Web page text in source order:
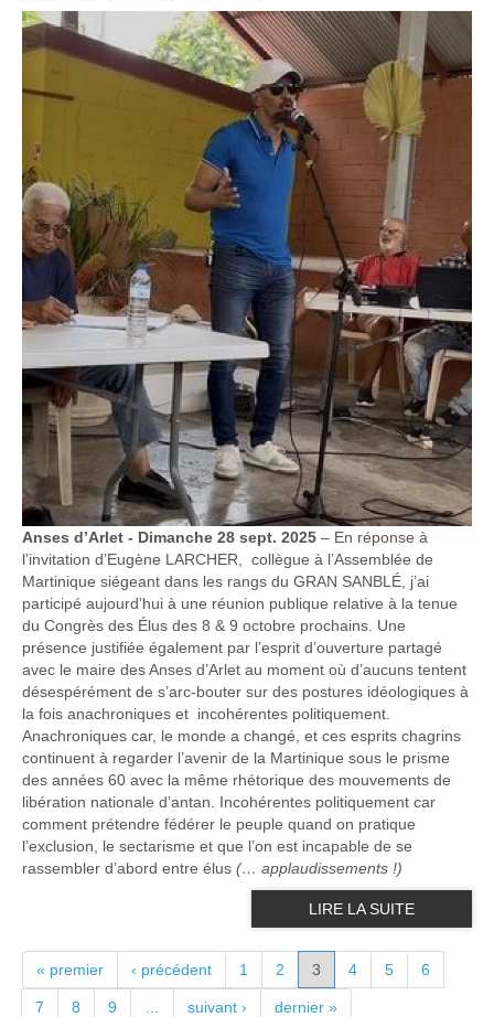
Anses d’Arlet - Dimanche 28 sept. 2025 – En réponse à
l’invitation d’Eugène LARCHER, collègue à l’Assemblée de
Martinique siégeant dans les rangs du GRAN SANBLÉ, j’ai
participé aujourd’hui à une réunion publique relative à la tenue
du Congrès des Élus des 8 & 9 octobre prochains. Une
présence justifiée également par l’esprit d’ouverture partagé
avec le maire des Anses d’Arlet au moment où d’aucuns tentent
désespérément de s’arc-bouter sur des postures idéologiques à
la fois anachroniques et incohérentes politiquement.
Anachroniques car, le monde a changé, et ces esprits chagrins
continuent à regarder l’avenir de la Martinique sous le prisme
des années 60 avec la même rhétorique des mouvements de
libération nationale d’antan. Incohérentes politiquement car
comment prétendre fédérer le peuple quand on pratique
l’exclusion, le sectarisme et que l’on est incapable de se
rassembler d’abord entre élus (… applaudissements !)
LIRE LA SUITE
PAGES
« premier ‹ précédent 1 2 3 4 5 6
7 8 9 suivant › dernier »